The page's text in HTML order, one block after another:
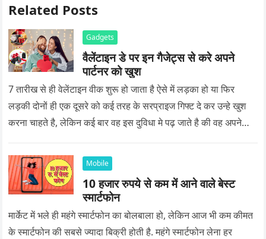
Related Posts
Gadgets
वैलेंटाइन डे पर इन गैजेट्स से करे अपने
पार्टनर को खुश
7 तारीख से ही वेलेंटाइन वीक शुरू हो जाता है ऐसे में लड़का हो या फिर
लड़की दोनों ही एक दूसरे को कई तरह के सरप्राइज गिफ्ट दे कर उन्हे खुश
करना चाहते है, लेकिन कई बार वह इस दुविधा मे पढ़ जाते है की वह अपने
Mobile
10 हजार रुपये से कम में आने वाले बेस्ट
स्मार्टफोन
मार्केट में भले ही महंगे स्मार्टफोन का बोलबाला हो, लेकिन आज भी कम कीमत
के स्मार्टफोन की सबसे ज्यादा बिक्री होती है. महंगे स्मार्टफोन लेना हर